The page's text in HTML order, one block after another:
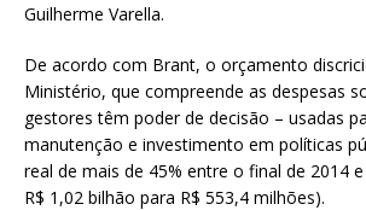
Guilherme Varella.
De acordo com Brant, o orçamento
Ministério, que compreende as despesas
gestores têm poder de decisão – usadas
manutenção e investimento em políticas
real de mais de 45% entre o final de 2014
R$ 1,02 bilhão para R$ 553,4 milhões).